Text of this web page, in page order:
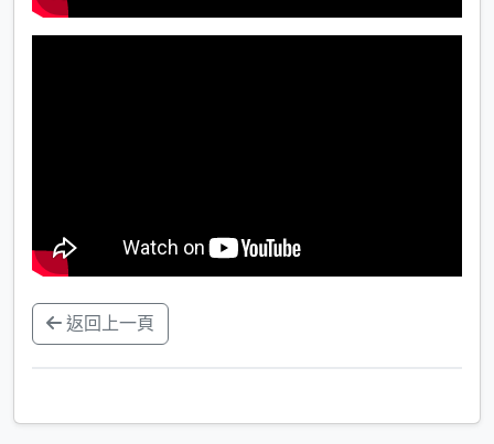
返回上一頁